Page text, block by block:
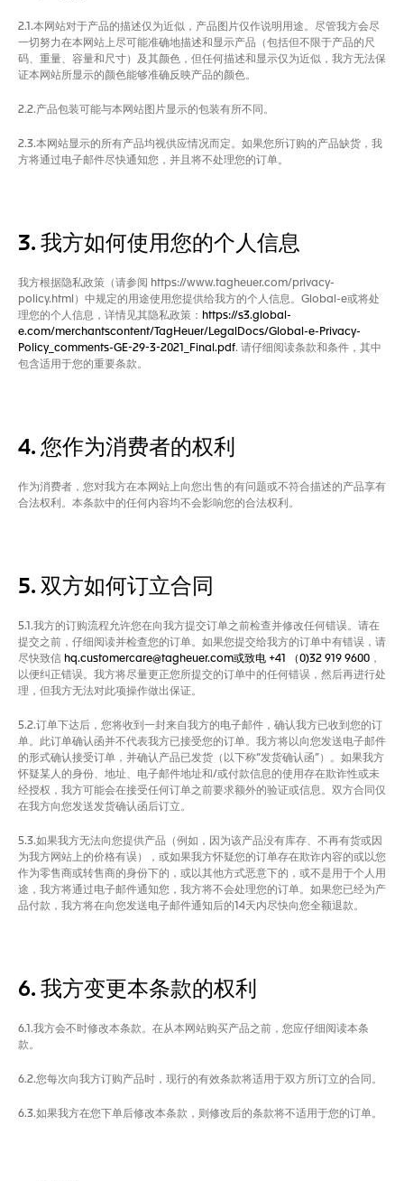
2.1.本网站对于产品的描述仅为近似，产品图片仅作说明用途。尽管我方会尽
一切努力在本网站上尽可能准确地描述和显示产品（包括但不限于产品的尺
码、重量、容量和尺寸）及其颜色，但任何描述和显示仅为近似，我方无法保
证本网站所显示的颜色能够准确反映产品的颜色。
2.2.产品包装可能与本网站图片显示的包装有所不同。
2.3.本网站显示的所有产品均视供应情况而定。如果您所订购的产品缺货，我
方将通过电子邮件尽快通知您，并且将不处理您的订单。
3. 我方如何使用您的个人信息
我方根据隐私政策（请参阅 https://www.tagheuer.com/privacy-
policy.html）中规定的用途使用您提供给我方的个人信息。Global-e或将处
理您的个人信息，详情见其隐私政策： https://s3.global-
e.com/merchantscontent/TagHeuer/LegalDocs/Global-e-Privacy-
Policy_comments-GE-29-3-2021_Final.pdf. 请仔细阅读条款和条件，其中
包含适用于您的重要条款。
4. 您作为消费者的权利
作为消费者，您对我方在本网站上向您出售的有问题或不符合描述的产品享有
合法权利。本条款中的任何内容均不会影响您的合法权利。
5. 双方如何订立合同
5.1.我方的订购流程允许您在向我方提交订单之前检查并修改任何错误。请在
提交之前，仔细阅读并检查您的订单。如果您提交给我方的订单中有错误，请
尽快致信 hq.customercare@tagheuer.com或致电 +41 （0)32 919 9600 ，
以便纠正错误。我方将尽量更正您所提交的订单中的任何错误，然后再进行处
理，但我方无法对此项操作做出保证。
5.2.订单下达后，您将收到一封来自我方的电子邮件，确认我方已收到您的订
单。此订单确认函并不代表我方已接受您的订单。我方将以向您发送电子邮件
的形式确认接受订单，并确认产品已发货（以下称“发货确认函”）。如果我方
怀疑某人的身份、地址、电子邮件地址和/或付款信息的使用存在欺诈性或未
经授权，我方可能会在接受任何订单之前要求额外的验证或信息。双方合同仅
在我方向您发送发货确认函后订立。
5.3.如果我方无法向您提供产品（例如，因为该产品没有库存、不再有货或因
为我方网站上的价格有误），或如果我方怀疑您的订单存在欺诈内容的或以您
作为零售商或转售商的身份下的，或以其他方式恶意下的，或不是用于个人用
途，我方将通过电子邮件通知您，我方将不会处理您的订单。如果您已经为产
品付款，我方将在向您发送电子邮件通知后的14天内尽快向您全额退款。
6. 我方变更本条款的权利
6.1.我方会不时修改本条款。在从本网站购买产品之前，您应仔细阅读本条
款。
6.2.您每次向我方订购产品时，现行的有效条款将适用于双方所订立的合同。
6.3.如果我方在您下单后修改本条款，则修改后的条款将不适用于您的订单。